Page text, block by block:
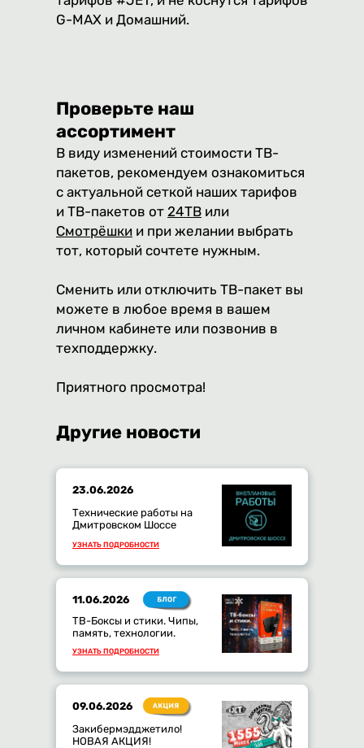
G-MAX и Домашний.
Проверьте наш
ассортимент
В виду изменений стоимости ТВ-
пакетов, рекомендуем ознакомиться
с актуальной сеткой наших тарифов
и ТВ-пакетов от 24ТВ или
Смотрёшки и при желании выбрать
тот, который сочтете нужным.
Сменить или отключить ТВ-пакет вы
можете в любое время в вашем
личном кабинете или позвонив в
техподдержку.
Приятного просмотра!
Другие новости
23.06.2026
Технические работы на
Дмитровском Шоссе
УЗНАТЬ ПОДРОБНОСТИ
11.06.2026
ТВ-Боксы и стики. Чипы,
память, технологии.
УЗНАТЬ ПОДРОБНОСТИ
09.06.2026
Закибермэдджетило!
НОВАЯ АКЦИЯ!